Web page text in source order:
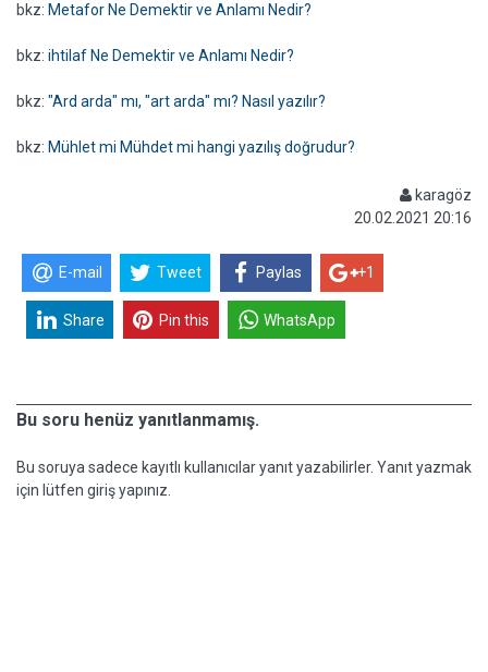
bkz: Metafor Ne Demektir ve Anlamı Nedir?
bkz: ihtilaf Ne Demektir ve Anlamı Nedir?
bkz: "Ard arda" mı, "art arda" mı? Nasıl yazılır?
bkz: Mühlet mi Mühdet mi hangi yazılış doğrudur?
karagöz
20.02.2021 20:16
E-mail Tweet Paylas +1
Share Pin this WhatsApp
Bu soru henüz yanıtlanmamış.
Bu soruya sadece kayıtlı kullanıcılar yanıt yazabilirler. Yanıt yazmak
için lütfen giriş yapınız.